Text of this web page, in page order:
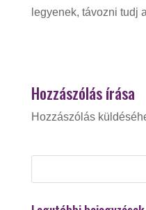
legyenek, távozni tudj
Hozzászólás írása
Hozzászólás